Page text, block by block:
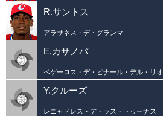
R.サントス
アラサネス・デ・グランマ
E.カサノバ
ベゲーロス・デ・ピナール・デル・リオ
Y.クルーズ
レニャドレス・デ・ラス・トゥーナス